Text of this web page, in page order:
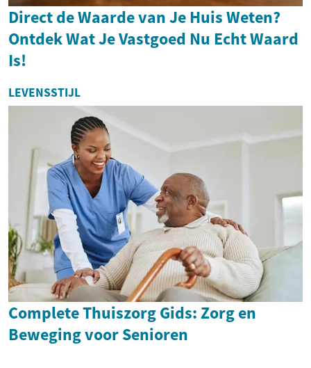
Direct de Waarde van Je Huis Weten?
Ontdek Wat Je Vastgoed Nu Echt Waard
Is!
LEVENSSTIJL
Complete Thuiszorg Gids: Zorg en
Beweging voor Senioren